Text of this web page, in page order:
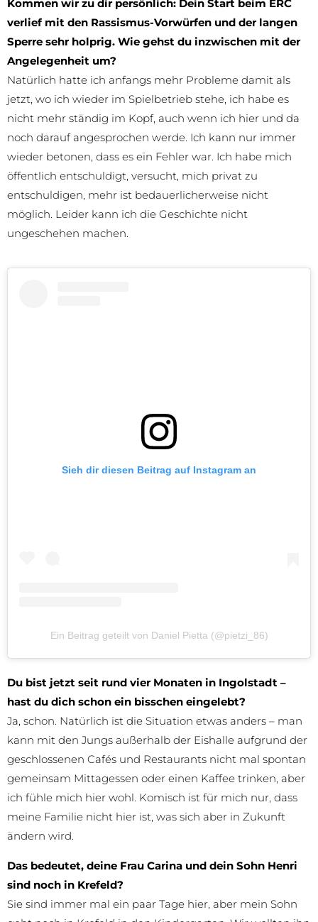
Kommen wir zu dir persönlich: Dein Start beim ERC
verlief mit den Rassismus-Vorwürfen und der langen
Sperre sehr holprig. Wie gehst du inzwischen mit der
Angelegenheit um?
Natürlich hatte ich anfangs mehr Probleme damit als
jetzt, wo ich wieder im Spielbetrieb stehe, ich habe es
nicht mehr ständig im Kopf, auch wenn ich hier und da
noch darauf angesprochen werde. Ich kann nur immer
wieder betonen, dass es ein Fehler war. Ich habe mich
öffentlich entschuldigt, versucht, mich privat zu
entschuldigen, mehr ist bedauerlicherweise nicht
möglich. Leider kann ich die Geschichte nicht
ungeschehen machen.
Sieh dir diesen Beitrag auf Instagram an
Ein Beitrag geteilt von Daniel Pietta (@pietzi_86)
Du bist jetzt seit rund vier Monaten in Ingolstadt –
hast du dich schon ein bisschen eingelebt?
Ja, schon. Natürlich ist die Situation etwas anders – man
kann mit den Jungs außerhalb der Eishalle aufgrund der
geschlossenen Cafés und Restaurants nicht mal spontan
gemeinsam Mittagessen oder einen Kaffee trinken, aber
ich fühle mich hier wohl. Komisch ist für mich nur, dass
meine Familie nicht hier ist, was sich aber in Zukunft
ändern wird.
Das bedeutet, deine Frau Carina und dein Sohn Henri
sind noch in Krefeld?
Sie sind immer mal ein paar Tage hier, aber mein Sohn